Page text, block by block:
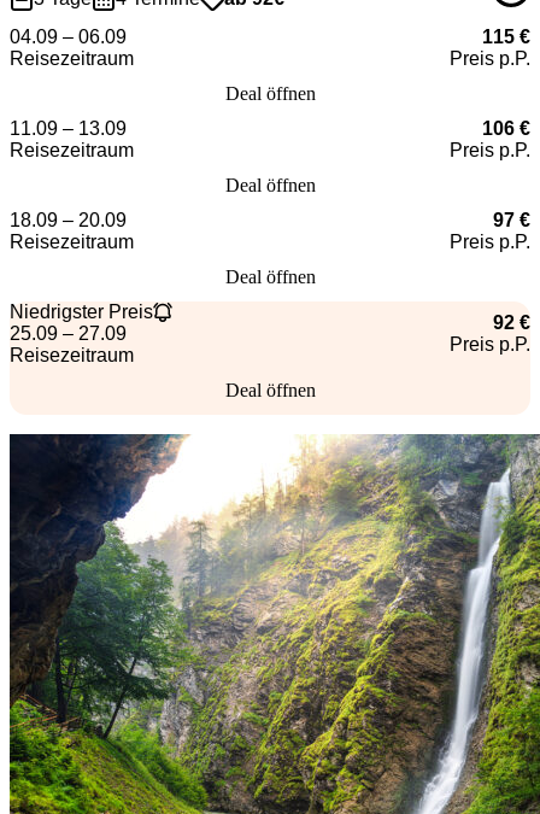
04.09 – 06.09
Reisezeitraum
115 €
Preis p.P.
Deal öffnen
11.09 – 13.09
Reisezeitraum
106 €
Preis p.P.
Deal öffnen
18.09 – 20.09
Reisezeitraum
97 €
Preis p.P.
Deal öffnen
Niedrigster Preis
25.09 – 27.09
Reisezeitraum
92 €
Preis p.P.
Deal öffnen